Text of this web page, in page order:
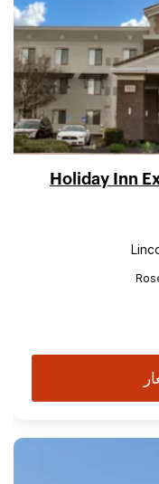
Holiday Inn